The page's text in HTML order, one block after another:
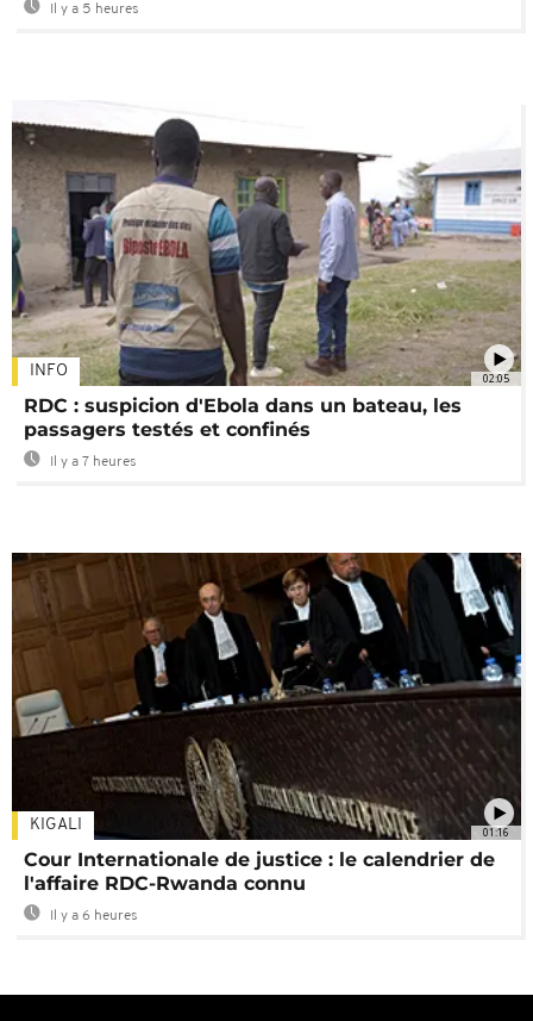
Il y a 5 heures
02:05
INFO
RDC : suspicion d'Ebola dans un bateau, les
passagers testés et confinés
Il y a 7 heures
01:16
KIGALI
Cour Internationale de justice : le calendrier de
l'affaire RDC-Rwanda connu
Il y a 6 heures